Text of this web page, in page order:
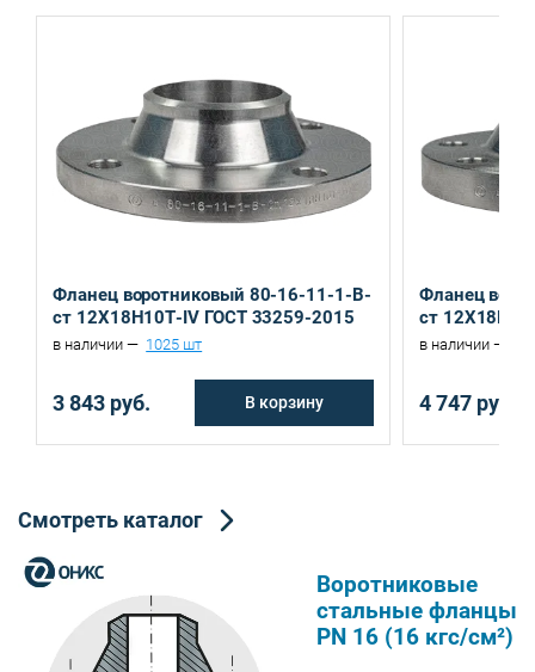
Фланец воротниковый 80-16-11-1-B-
ст 12Х18Н10Т-IV ГОСТ 33259-2015
в наличии — 1025 шт
3 843 руб. В корзину
Фланец
ст
в наличии —
4 747 руб.
Смотреть каталог
Воротниковые
стальные фланцы
PN 16 (16 кгс/см²)